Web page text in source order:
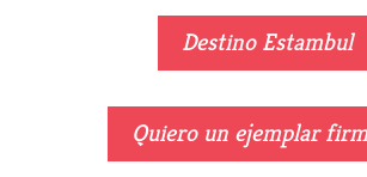
Destino Estambul
Quiero un ejemplar